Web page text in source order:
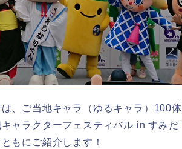
、ご当地キャラ（ゆるキャラ）100
ャラクターフェスティバル in すみ
もにご紹介します！